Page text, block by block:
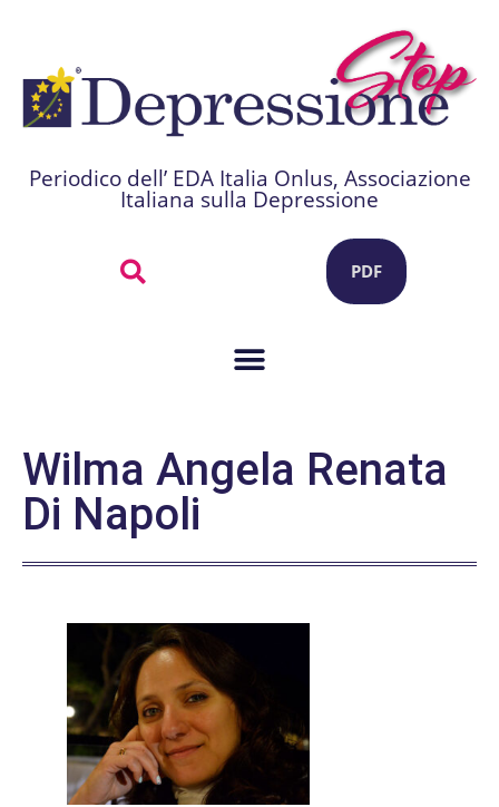
Periodico dell’ EDA Italia Onlus, Associazione
Italiana sulla Depressione
PDF
Wilma Angela Renata
Di Napoli